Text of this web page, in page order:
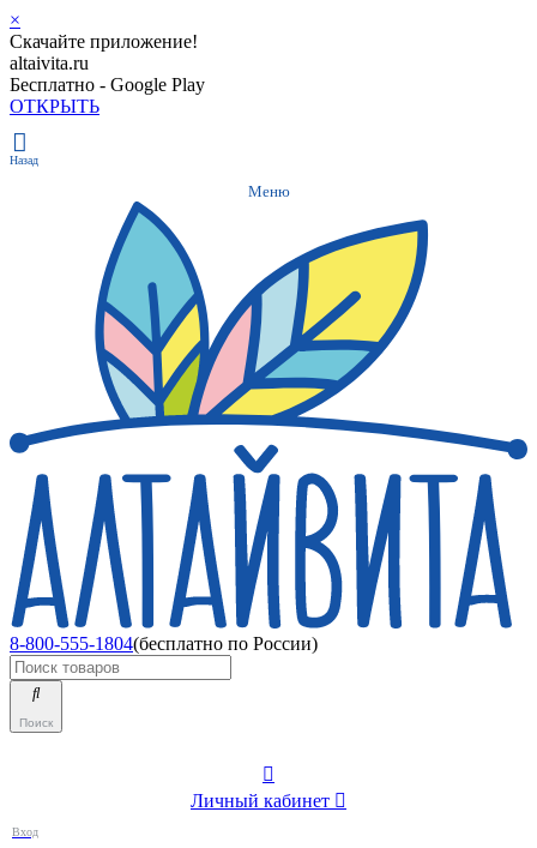
×
Скачайте приложение!
altaivita.ru
Бесплатно - Google Play
ОТКРЫТЬ
Назад
Меню
8-800-555-1804(бесплатно по России)
Поиск
Личный кабинет
Вход